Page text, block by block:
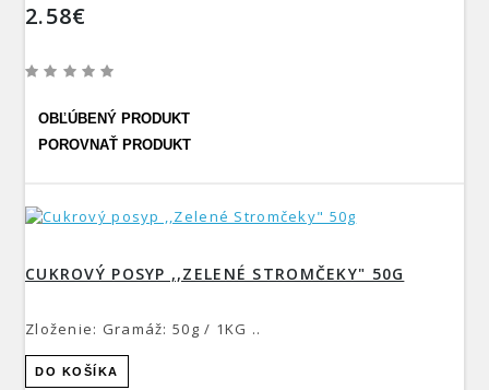
2.58€
OBĽÚBENÝ PRODUKT
POROVNAŤ PRODUKT
CUKROVÝ POSYP ,,ZELENÉ STROMČEKY" 50G
Zloženie: Gramáž: 50g / 1KG ..
DO KOŠÍKA